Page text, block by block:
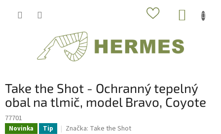
Take the Shot - Ochranný tepelný
obal na tlmič, model Bravo, Coyote
77701
Novinka Tip Značka: Take the Shot